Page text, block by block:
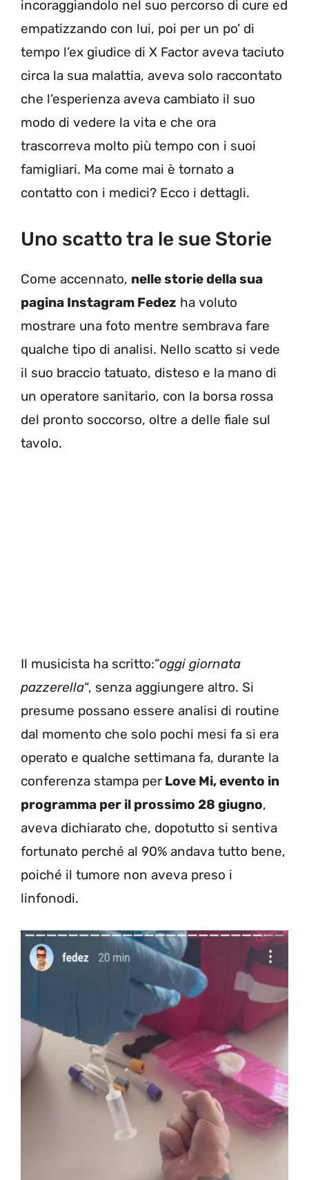
incoraggiandolo nel suo percorso di cure ed
empatizzando con lui, poi per un po’ di
tempo l’ex giudice di X Factor aveva taciuto
circa la sua malattia, aveva solo raccontato
che l’esperienza aveva cambiato il suo
modo di vedere la vita e che ora
trascorreva molto più tempo con i suoi
famigliari. Ma come mai è tornato a
contatto con i medici? Ecco i dettagli.
Uno scatto tra le sue Storie
Come accennato, nelle storie della sua
pagina Instagram Fedez ha voluto
mostrare una foto mentre sembrava fare
qualche tipo di analisi. Nello scatto si vede
il suo braccio tatuato, disteso e la mano di
un operatore sanitario, con la borsa rossa
del pronto soccorso, oltre a delle fiale sul
tavolo.
Il musicista ha scritto:”oggi giornata
pazzerella“, senza aggiungere altro. Si
presume possano essere analisi di routine
dal momento che solo pochi mesi fa si era
operato e qualche settimana fa, durante la
conferenza stampa per Love Mi, evento in
programma per il prossimo 28 giugno,
aveva dichiarato che, dopotutto si sentiva
fortunato perché al 90% andava tutto bene,
poiché il tumore non aveva preso i
linfonodi.